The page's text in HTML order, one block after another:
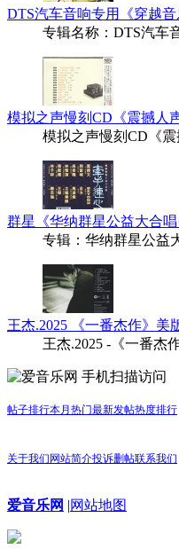
DTS汽车音响专用《穿越音
专辑名称：DTS汽车
模拟之声慢刻CD《震撼人
模拟之声慢刻CD《
群星《华纳群星公益大合唱
专辑：华纳群星公益
王杰.2025 《一番杰作》美
王杰.2025 -《一番杰
手机扫描访问
帖子排行本月热门最新发帖热度排行
关于我们 网站简介投诉删帖联系我们
爱音乐网 |网站地图